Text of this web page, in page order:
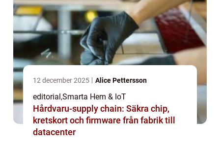
12 december 2025 Alice Pettersson
editorial ,Smarta Hem & IoT
Hårdvaru-supply chain: Säkra chip,
kretskort och firmware från fabrik till
datacenter